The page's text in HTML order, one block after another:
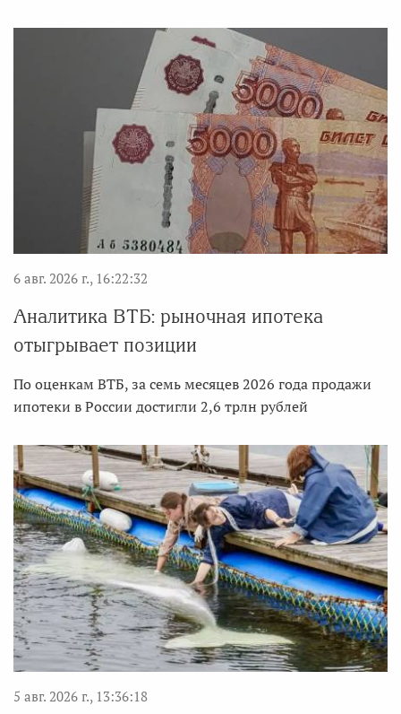
6 авг. 2026 г., 16:22:32
Аналитика ВТБ: рыночная ипотека
отыгрывает позиции
По оценкам ВТБ, за семь месяцев 2026 года продажи
ипотеки в России достигли 2,6 трлн рублей
5 авг. 2026 г., 13:36:18